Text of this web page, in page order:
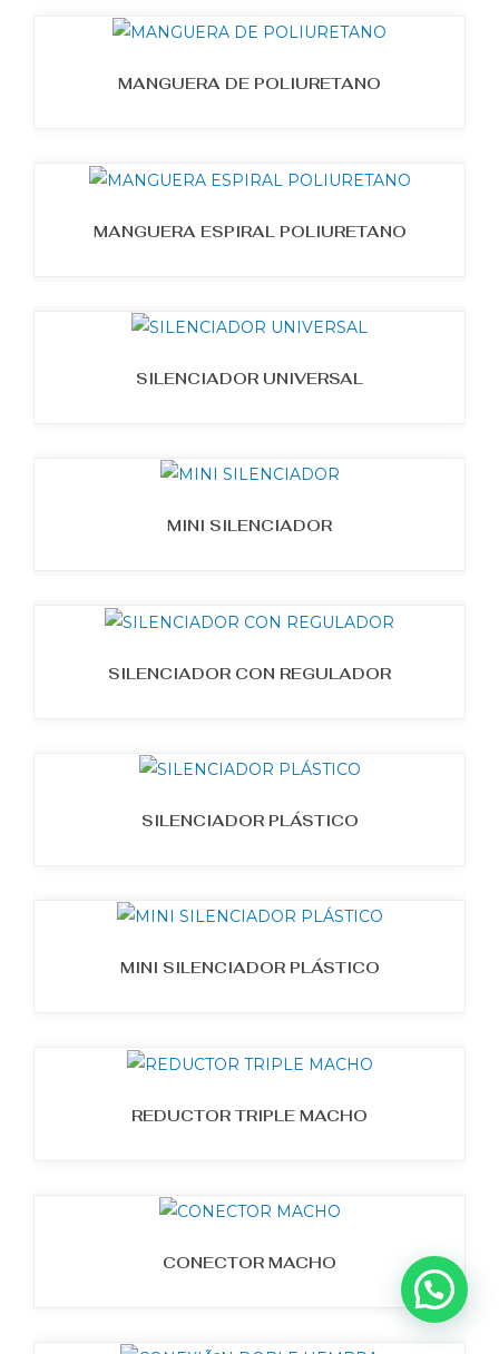
MANGUERA DE POLIURETANO
MANGUERA ESPIRAL POLIURETANO
SILENCIADOR UNIVERSAL
MINI SILENCIADOR
SILENCIADOR CON REGULADOR
SILENCIADOR PLÁSTICO
MINI SILENCIADOR PLÁSTICO
REDUCTOR TRIPLE MACHO
CONECTOR MACHO